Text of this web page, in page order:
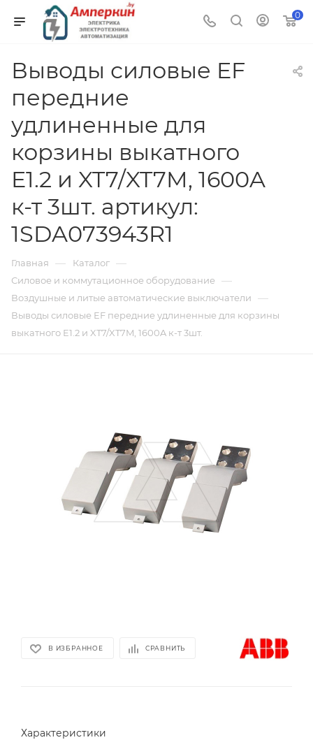
0
Выводы силовые EF
передние
удлиненные для
корзины выкатного
E1.2 и XT7/XT7M, 1600A
к-т 3шт. артикул:
1SDA073943R1
Главная — Каталог —
Силовое и коммутационное оборудование —
Воздушные и литые автоматические выключатели —
Выводы силовые EF передние удлиненные для корзины
выкатного E1.2 и XT7/XT7M, 1600A к-т 3шт.
В ИЗБРАННОЕ СРАВНИТЬ
Характеристики